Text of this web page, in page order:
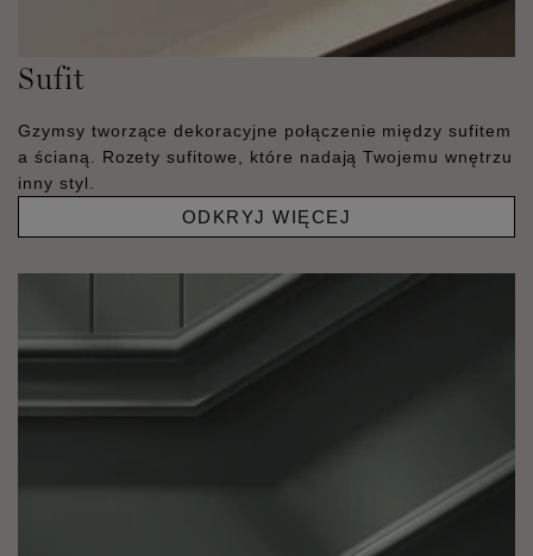
Sufit
Gzymsy tworzące dekoracyjne połączenie między sufitem
a ścianą. Rozety sufitowe, które nadają Twojemu wnętrzu
inny styl.
ODKRYJ WIĘCEJ